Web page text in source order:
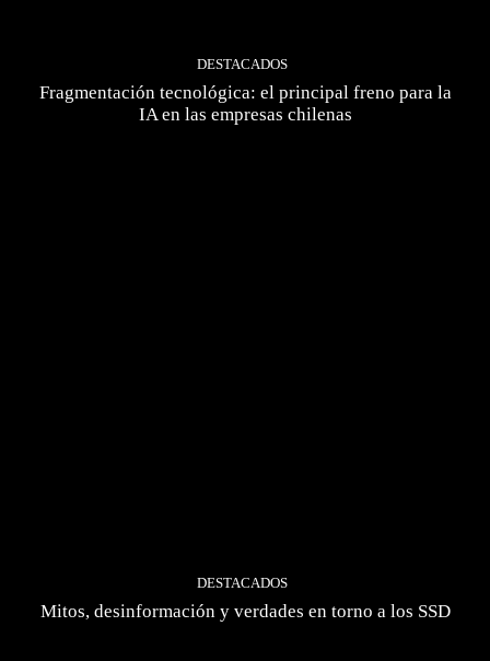
DESTACADOS
Fragmentación tecnológica: el principal freno para la
IA en las empresas chilenas
DESTACADOS
Mitos, desinformación y verdades en torno a los SSD